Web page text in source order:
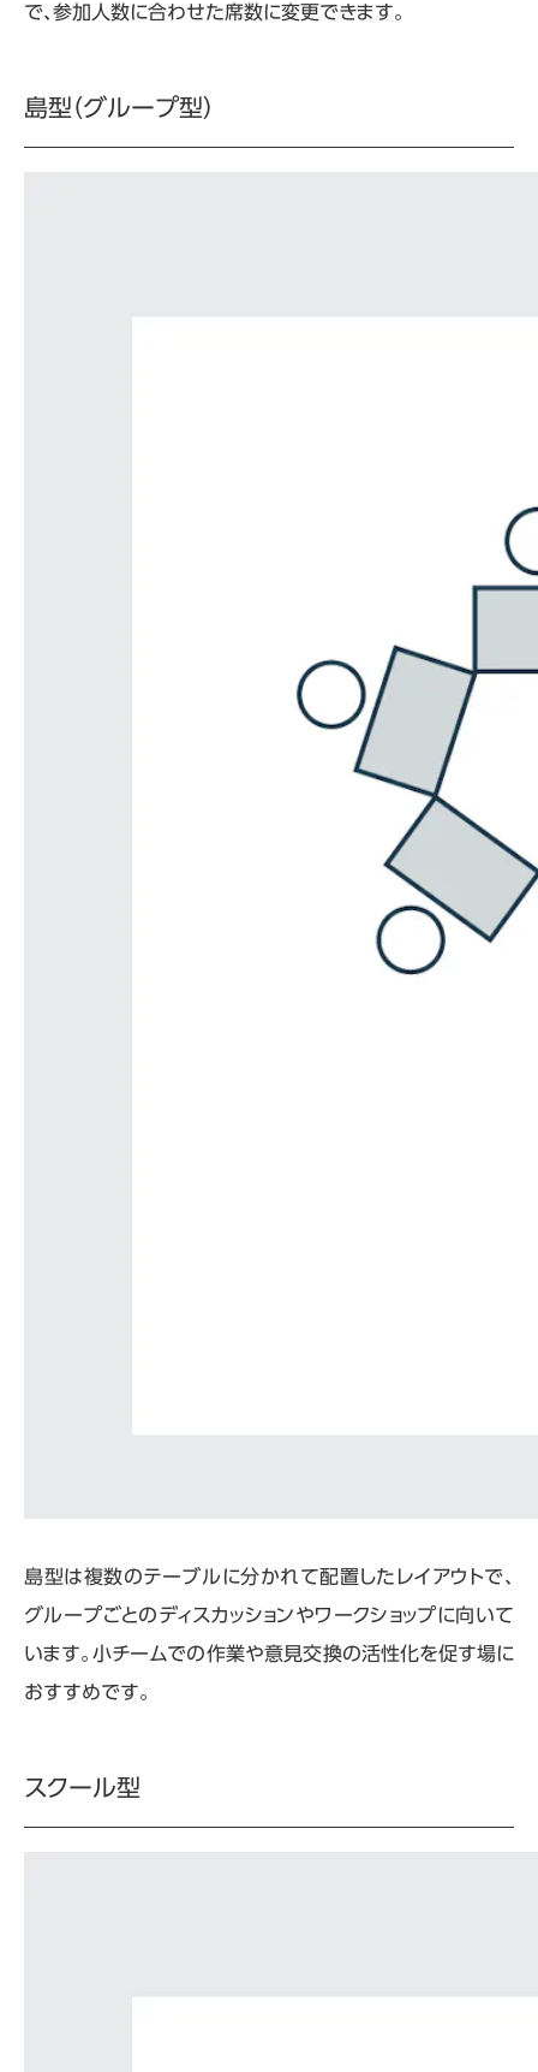
で、参加人数に合わせた席数に変更できます。
島型（グループ型）
島型は複数のテーブルに分かれて配置したレイアウトで、
グループごとのディスカッションやワークショップに向いて
います。小チームでの作業や意見交換の活性化を促す場に
おすすめです。
スクール型